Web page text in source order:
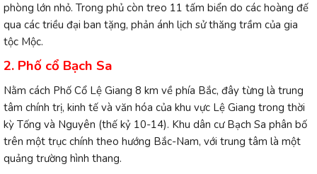
phòng lớn nhỏ. Trong phủ còn treo 11 tấm biển do các hoàng đế
qua các triều đại ban tặng, phản ánh lịch sử thăng trầm của gia
tộc Mộc.
2. Phố cổ Bạch Sa
Nằm cách Phố Cổ Lệ Giang 8 km về phía Bắc, đây từng là trung
tâm chính trị, kinh tế và văn hóa của khu vực Lệ Giang trong thời
kỳ Tống và Nguyên (thế kỷ 10-14). Khu dân cư Bạch Sa phân bố
trên một trục chính theo hướng Bắc-Nam, với trung tâm là một
quảng trường hình thang.